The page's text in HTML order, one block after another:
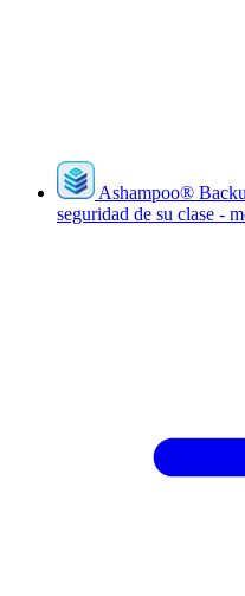
Ashampoo®
seguridad de su clase -